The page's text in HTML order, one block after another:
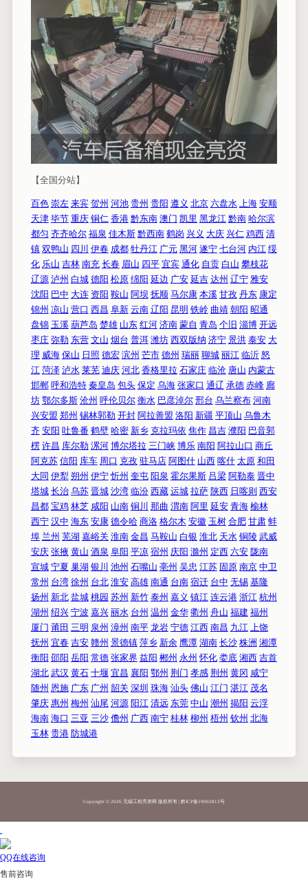
【全国分站】
百色 崇左 来宾 贺州 河池 贵州 贵阳 遵义 北京 六盘水 上海 安顺
天津 毕节 重庆 铜仁 香港 黔东南 澳门 凯里 黑龙江 黔南 哈尔滨
都匀 齐齐哈尔 福泉 佳木斯 黔西南 鹤岗 兴义 大庆 兴仁 鸡西 清
镇 双鸭山 四川 伊春 成都 牡丹江 广元 黑河 遂宁 七台河 内江 绥
化 乐山 吉林 南充 长春 眉山 四平 宜宾 通化 自贡 白山 攀枝花
辽源 泸州 白城 德阳 松原 绵阳 延边 广安 延吉 达州 辽宁 雅安
沈阳 巴中 大连 资阳 鞍山 阿坝 抚顺 马尔康 本溪 甘孜 丹东 康定
锦州 凉山 营口 西昌 阜新 云南 辽阳 昆明 铁岭 曲靖 朝阳 昭通
盘锦 玉溪 葫芦岛 楚雄 山东 红河 济南 蒙自 青岛 个旧 淄博 开远
枣庄 弥勒 东营 文山 烟台 普洱 潍坊 西双版纳 济宁 景洪 泰安 大
理 威海 保山 日照 德宏 滨州 芒市 德州 瑞丽 聊城 丽江 临沂 怒
江 菏泽 泸水 莱芜 迪庆 河北 香格里拉 石家庄 临沧 唐山 内蒙古
邯郸 呼和浩特 秦皇岛 包头 保定 乌海 张家口 通辽 承德 赤峰 廊
坊 鄂尔多斯 沧州 呼伦贝尔 衡水 巴彦淖尔 邢台 乌兰察布 河南
兴安盟 郑州 锡林郭勒 开封 阿拉善盟 洛阳 新疆 平顶山 乌鲁木
齐 安阳 吐鲁番 鹤壁 哈密 新乡 克拉玛依 焦作 昌吉 濮阳 巴音郭
楞 许昌 库尔勒 漯河 博尔塔拉 三门峡 博乐 南阳 阿拉山口 商丘
阿克苏 信阳 库车 周口 克孜 驻马店 阿图什 山西 喀什 太原 和田
大同 伊犁 朔州 伊宁 忻州 奎屯 阳泉 霍尔果斯 吕梁 阿勒泰 晋中
塔城 长治 乌苏 晋城 沙湾 临汾 西藏 运城 拉萨 陕西 日喀则 西安
昌都 宝鸡 林芝 咸阳 山南 铜川 那曲 渭南 阿里 延安 青海 榆林
西宁 汉中 海东 安康 德令哈 商洛 格尔木 安徽 玉树 合肥 甘肃 蚌
埠 兰州 芜湖 嘉峪关 淮南 金昌 马鞍山 白银 淮北 天水 铜陵 武威
安庆 张掖 黄山 酒泉 阜阳 平凉 宿州 庆阳 滁州 定西 六安 陇南
宣城 宁夏 巢湖 银川 池州 石嘴山 亳州 吴忠 江苏 固原 南京 中卫
常州 台湾 徐州 台北 淮安 高雄 南通 台南 宿迁 台中 无锡 基隆
扬州 新北 盐城 桃园 苏州 新竹 泰州 嘉义 镇江 连云港 浙江 杭州
湖州 绍兴 宁波 嘉兴 丽水 台州 温州 金华 衢州 舟山 福建 福州
厦门 莆田 三明 泉州 漳州 南平 龙岩 宁德 江西 南昌 九江 上饶
抚州 宜春 吉安 赣州 景德镇 萍乡 新余 鹰潭 湖南 长沙 株洲 湘潭
衡阳 邵阳 岳阳 常德 张家界 益阳 郴州 永州 怀化 娄底 湘西 吉首
湖北 武汉 黄石 十堰 宜昌 襄阳 鄂州 荆门 孝感 荆州 黄冈 咸宁
随州 恩施 广东 广州 韶关 深圳 珠海 汕头 佛山 江门 湛江 茂名
肇庆 惠州 梅州 汕尾 河源 阳江 清远 东莞 中山 潮州 揭阳 云浮
海南 海口 三亚 三沙 儋州 广西 南宁 桂林 柳州 梧州 钦州 北海
玉林 贵港 防城港
Copyright © 2026 无锡工程亮资网 版权所有 | 黔ICP备19002813号
QQ在线咨询
售前咨询